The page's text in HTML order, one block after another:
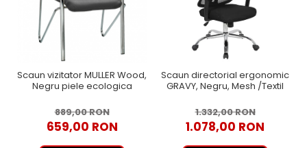
Scaun vizitator MULLER Wood,
Negru piele ecologica
889,00 RON
659,00 RON
Scaun directorial ergonomic
GRAVY, Negru, Mesh /Textil
1.332,00 RON
1.078,00 RON